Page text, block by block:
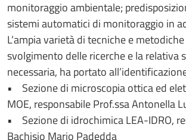
monitoraggio ambientale;
sistemi automatici di monitoraggio in
L’ampia varietà di tecniche e
svolgimento delle ricerche e la relativa
necessaria, ha portato
• Sezione di microscopia ottica ed
MOE, responsabile Prof.ssa Antonella
• Sezione di idrochimica LEA-IDRO,
Bachisio Mario Padedda